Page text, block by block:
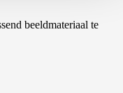
beeldmateriaal te